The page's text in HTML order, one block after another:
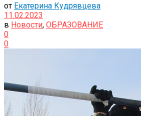
от Екатерина Кудрявцева
11.02.2023
в Новости, ОБРАЗОВАНИЕ
0
0